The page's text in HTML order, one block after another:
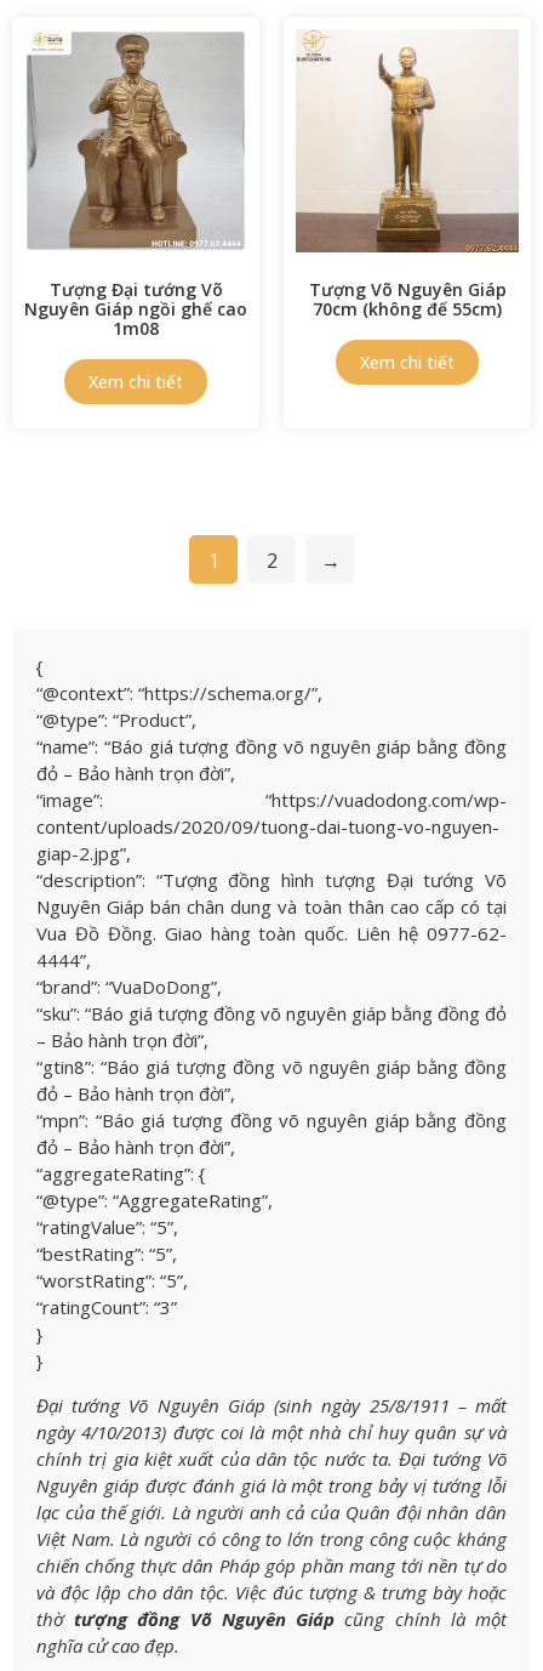
Tượng Đại tướng Võ
Nguyên Giáp ngồi ghế cao
1m08
Tượng Võ Nguyên Giáp
70cm (không đế 55cm)
1 2 →
{
“@context”: “https://schema.org/”,
“@type”: “Product”,
“name”: “Báo giá tượng đồng võ nguyên giáp bằng đồng
đỏ – Bảo hành trọn đời”,
“image”: “https://vuadodong.com/wp-
content/uploads/2020/09/tuong-dai-tuong-vo-nguyen-
giap-2.jpg”,
“description”: “Tượng đồng hình tượng Đại tướng Võ
Nguyên Giáp bán chân dung và toàn thân cao cấp có tại
Vua Đồ Đồng. Giao hàng toàn quốc. Liên hệ 0977-62-
4444”,
“brand”: “VuaDoDong”,
“sku”: “Báo giá tượng đồng võ nguyên giáp bằng đồng đỏ
– Bảo hành trọn đời”,
“gtin8”: “Báo giá tượng đồng võ nguyên giáp bằng đồng
đỏ – Bảo hành trọn đời”,
“mpn”: “Báo giá tượng đồng võ nguyên giáp bằng đồng
đỏ – Bảo hành trọn đời”,
“aggregateRating”: {
“@type”: “AggregateRating”,
“ratingValue”: “5”,
“bestRating”: “5”,
“worstRating”: “5”,
“ratingCount”: “3”
}
}
Đại tướng Võ Nguyên Giáp (sinh ngày 25/8/1911 – mất
ngày 4/10/2013) được coi là một nhà chỉ huy quân sự và
chính trị gia kiệt xuất của dân tộc nước ta. Đại tướng Võ
Nguyên giáp được đánh giá là một trong bảy vị tướng lỗi
lạc của thế giới. Là người anh cả của Quân đội nhân dân
Việt Nam. Là người có công to lớn trong công cuộc kháng
chiến chống thực dân Pháp góp phần mang tới nền tự do
và độc lập cho dân tộc. Việc đúc tượng & trưng bày hoặc
thờtượng đồng Võ Nguyên Giápcũng chính là một
nghĩa cử cao đẹp.